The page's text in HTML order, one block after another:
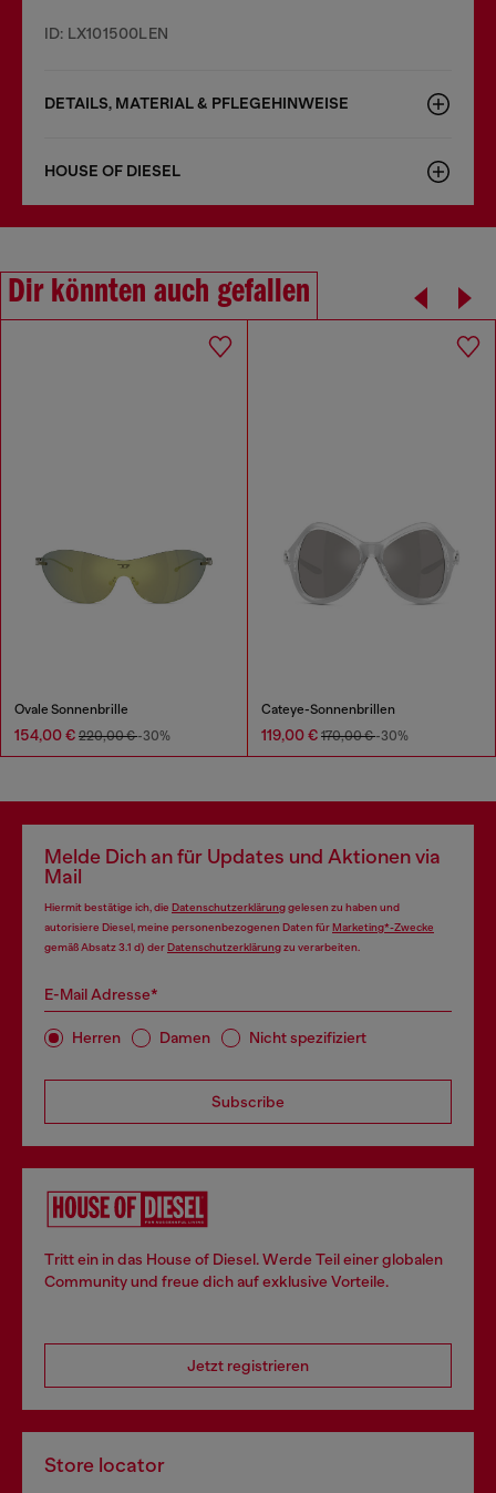
ID: LX101500LEN
DETAILS, MATERIAL & PFLEGEHINWEISE
HOUSE OF DIESEL
Dir könnten auch gefallen
Ovale Sonnenbrille
154,00 € 220,00 €-30%
Cateye-Sonnenbrillen
119,00 € 170,00 €-30%
Melde Dich an für Updates und Aktionen via
Mail
Hiermit bestätige ich, die Datenschutzerklärunggelesen zu haben und
autorisiere Diesel, meine personenbezogenen Daten fürMarketing*-Zwecke
gemäß Absatz 3.1 d) derDatenschutzerklärungzu verarbeiten.
E-Mail Adresse*
Herren Damen Nicht spezifiziert
Subscribe
Tritt ein in das House of Diesel. Werde Teil einer globalen
Community und freue dich auf exklusive Vorteile.
Jetzt registrieren
Store locator